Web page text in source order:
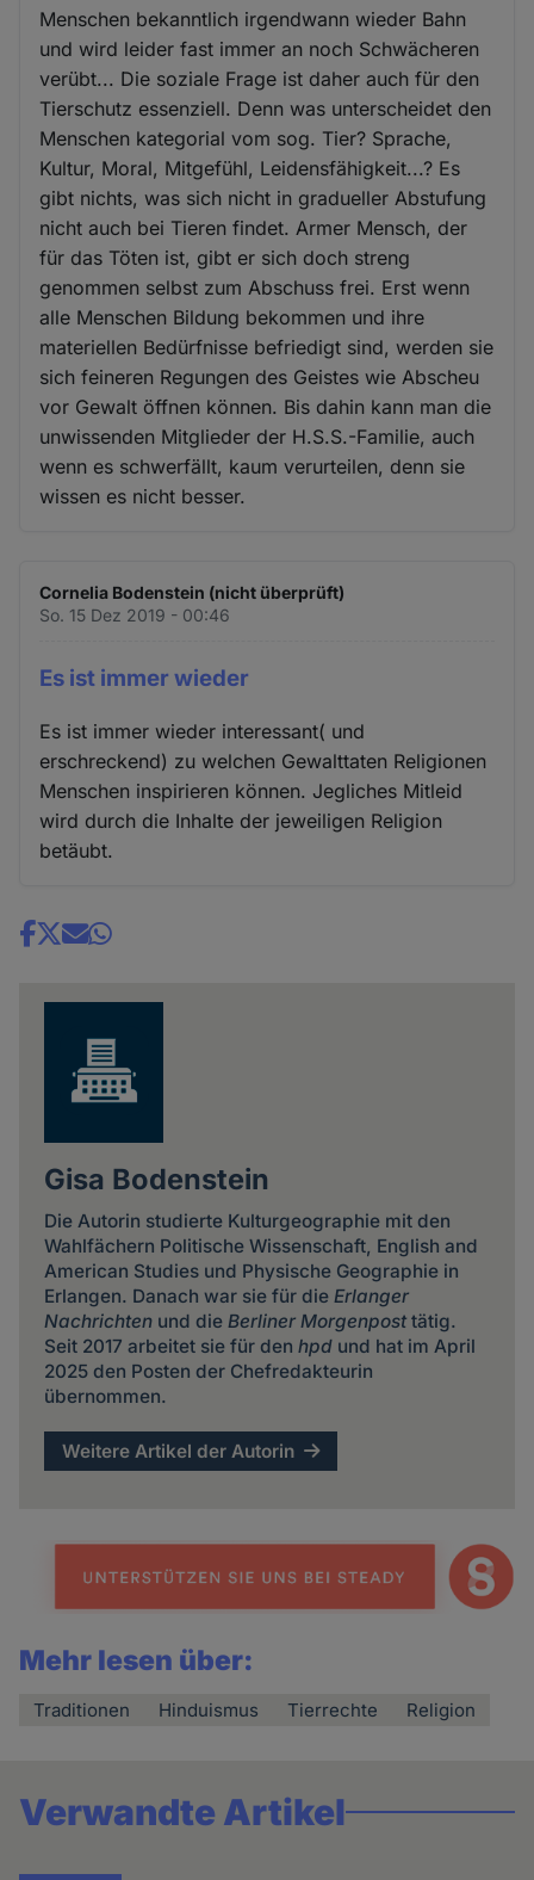
Menschen bekanntlich irgendwann wieder Bahn
und wird leider fast immer an noch Schwächeren
verübt... Die soziale Frage ist daher auch für den
Tierschutz essenziell. Denn was unterscheidet den
Menschen kategorial vom sog. Tier? Sprache,
Kultur, Moral, Mitgefühl, Leidensfähigkeit...? Es
gibt nichts, was sich nicht in gradueller Abstufung
nicht auch bei Tieren findet. Armer Mensch, der
für das Töten ist, gibt er sich doch streng
genommen selbst zum Abschuss frei. Erst wenn
alle Menschen Bildung bekommen und ihre
materiellen Bedürfnisse befriedigt sind, werden sie
sich feineren Regungen des Geistes wie Abscheu
vor Gewalt öffnen können. Bis dahin kann man die
unwissenden Mitglieder der H.S.S.-Familie, auch
wenn es schwerfällt, kaum verurteilen, denn sie
wissen es nicht besser.
Cornelia Bodenstein (nicht überprüft)
So. 15 Dez 2019 - 00:46
Es ist immer wieder
Es ist immer wieder interessant( und
erschreckend) zu welchen Gewalttaten Religionen
Menschen inspirieren können. Jegliches Mitleid
wird durch die Inhalte der jeweiligen Religion
betäubt.
Share
Gisa Bodenstein
Die Autorin studierte Kulturgeographie mit den
Wahlfächern Politische Wissenschaft, English and
American Studies und Physische Geographie in
Erlangen. Danach war sie für die Erlanger
Nachrichtenund die Berliner Morgenposttätig.
Seit 2017 arbeitet sie für den hpdund hat im April
2025 den Posten der Chefredakteurin
übernommen.
Weitere Artikel der Autorin
Mehr lesen über:
Traditionen Hinduismus Tierrechte Religion
Verwandte Artikel